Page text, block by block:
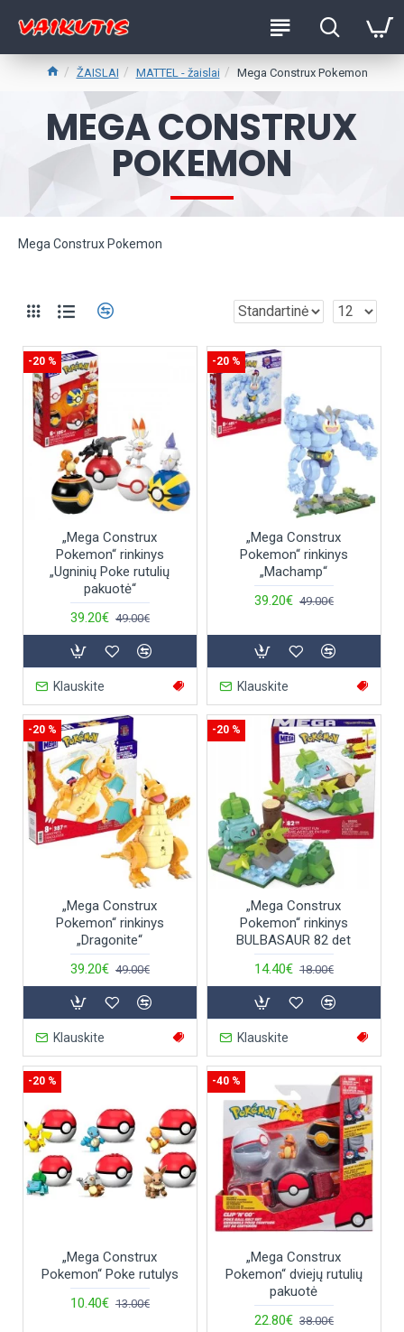
ŽAISLAI MATTEL - žaislai Mega Construx Pokemon
MEGA CONSTRUX
POKEMON
Mega Construx Pokemon
-20 %
„Mega Construx
Pokemon“ rinkinys
„Ugninių Poke rutulių
pakuotė“
39.20€ 49.00€
Klauskite
-20 %
„Mega Construx
Pokemon“ rinkinys
„Machamp“
39.20€ 49.00€
Klauskite
-20 %
„Mega Construx
Pokemon“ rinkinys
„Dragonite“
39.20€ 49.00€
Klauskite
-20 %
„Mega Construx
Pokemon“ rinkinys
BULBASAUR 82 det
14.40€ 18.00€
Klauskite
-20 %
„Mega Construx
Pokemon“ Poke rutulys
10.40€ 13.00€
-40 %
„Mega Construx
Pokemon“ dviejų rutulių
pakuotė
22.80€ 38.00€